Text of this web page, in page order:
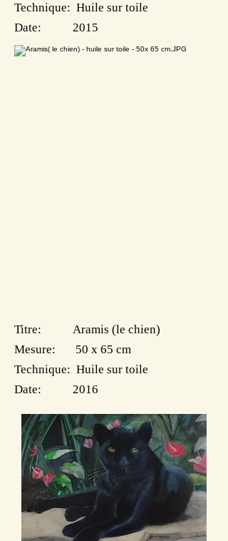
Technique: Huile sur toile
Date: 2015
Titre: Aramis (le chien)
Mesure: 50 x 65 cm
Technique: Huile sur toile
Date: 2016